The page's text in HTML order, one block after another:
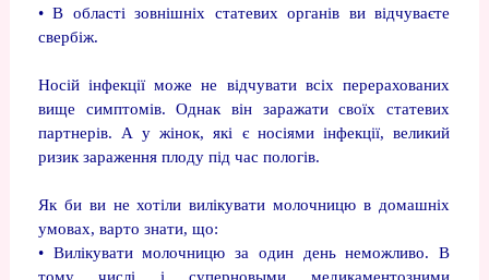
• В області зовнішніх статевих органів ви відчуваєте
свербіж.
Носій інфекції може не відчувати всіх перерахованих
вище симптомів. Однак він заражати своїх статевих
партнерів. А у жінок, які є носіями інфекції, великий
ризик зараження плоду під час пологів.
Як би ви не хотіли вилікувати молочницю в домашніх
умовах, варто знати, що:
• Вилікувати молочницю за один день неможливо. В